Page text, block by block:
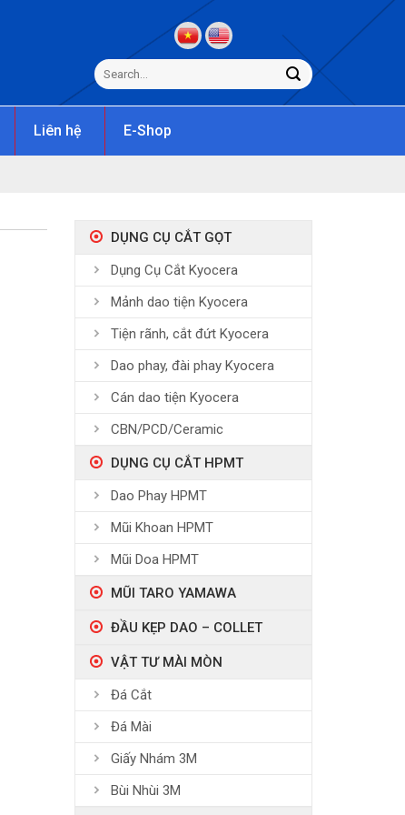
Liên hệ E-Shop
DỤNG CỤ CẮT GỌT
Dụng Cụ Cắt Kyocera
Mảnh dao tiện Kyocera
Tiện rãnh, cắt đứt Kyocera
Dao phay, đài phay Kyocera
Cán dao tiện Kyocera
CBN/PCD/Ceramic
DỤNG CỤ CẮT HPMT
Dao Phay HPMT
Mũi Khoan HPMT
Mũi Doa HPMT
MŨI TARO YAMAWA
ĐẦU KẸP DAO – COLLET
VẬT TƯ MÀI MÒN
Đá Cắt
Đá Mài
Giấy Nhám 3M
Bùi Nhùi 3M